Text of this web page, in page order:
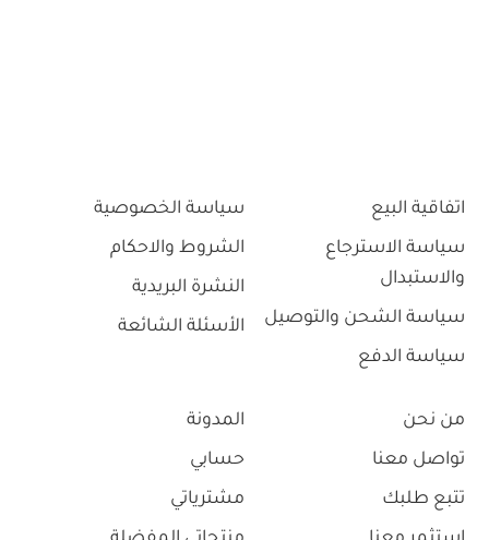
اتفاقية البيع
سياسة الاسترجاع
والاستبدال
سياسة الشحن والتوصيل
سياسة الدفع
سياسة الخصوصية
الشروط والاحكام
النشرة البريدية
الأسئلة الشائعة
من نحن
تواصل معنا
تتبع طلبك
المدونة
حسابي
مشترياتي